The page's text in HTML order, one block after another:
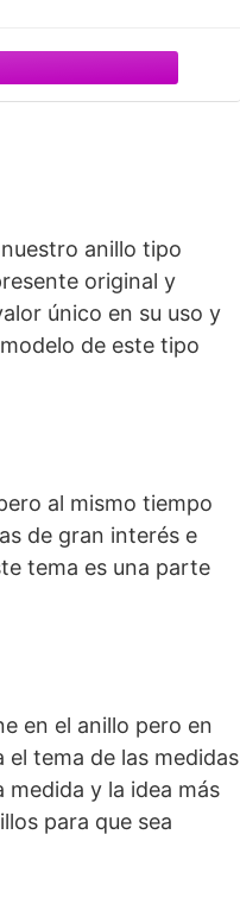
anillo tipo
original y
único en su uso y
de este tipo
al mismo tiempo
de gran interés e
tema es una parte
en el anillo pero en
tema de las medidas
y la idea más
para que sea